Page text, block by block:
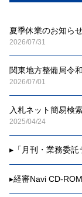
夏季休業のお知ら
2026/07/31
関東地方整備局令
2026/07/01
入札ネット簡易検
2025/04/24
▸ 「月刊・業務委
▸経審Navi CD-